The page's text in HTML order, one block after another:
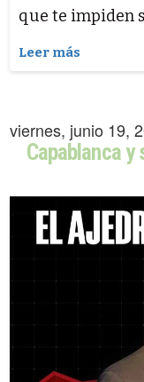
que te impiden
Leer más
viernes, junio 19,
Capablanca